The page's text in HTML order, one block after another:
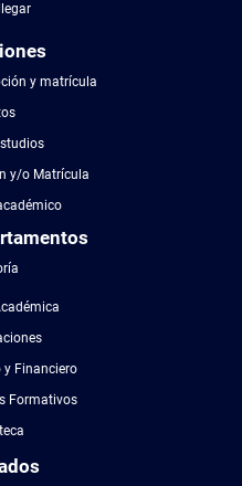
y matrícula
y/o Matrícula
Financiero
Formativos